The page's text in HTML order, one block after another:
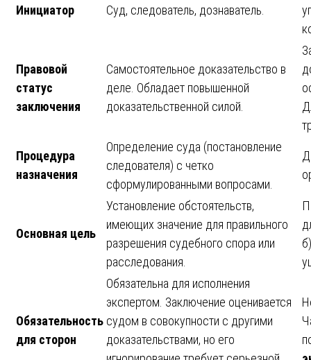
Инициатор Суд, следователь, дознаватель.
Правовой
статус
заключения
Самостоятельное доказательство в
деле. Обладает повышенной
доказательственной силой.
Процедура
назначения
Определение суда (постановление
следователя) с четко
сформулированными вопросами.
Основная цель
Установление обстоятельств,
имеющих значение для правильного
разрешения судебного спора или
расследования.
Обязательность
для сторон
Обязательна для исполнения
экспертом. Заключение оценивается
судом в совокупности с другими
доказательствами, но его